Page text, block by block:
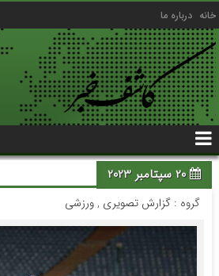
خانه درباره ما
20 سپتامبر 2023
گروه :گزارش تصویری ,ورزشی